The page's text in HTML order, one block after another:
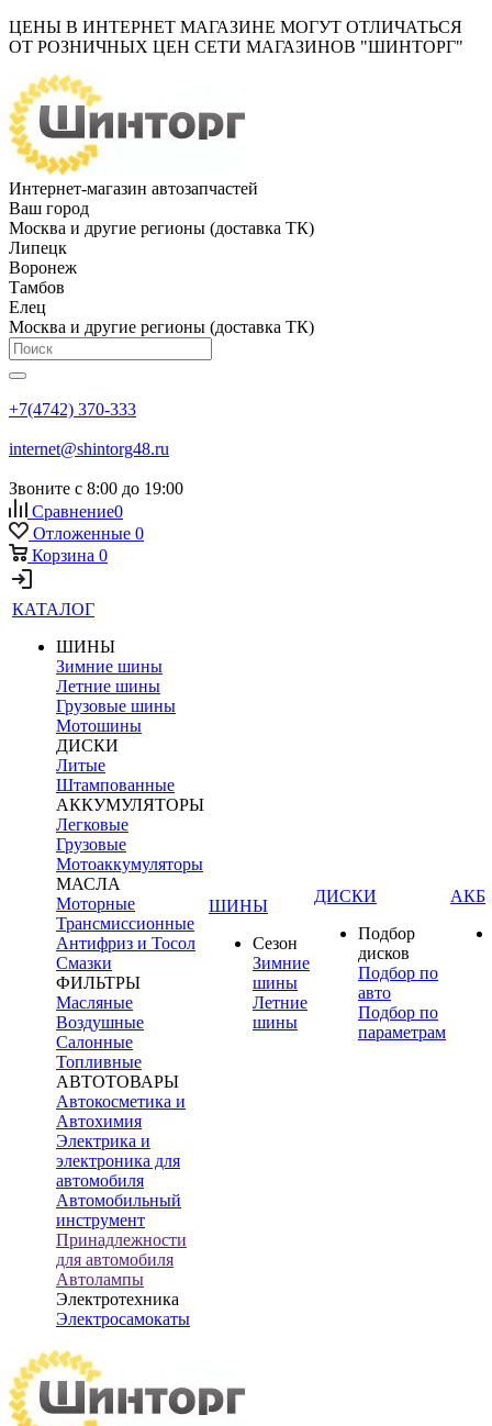
ЦЕНЫ В ИНТЕРНЕТ МАГАЗИНЕ МОГУТ ОТЛИЧАТЬСЯ
ОТ РОЗНИЧНЫХ ЦЕН СЕТИ МАГАЗИНОВ "ШИНТОРГ"
Интернет-магазин автозапчастей
Ваш город
Москва и другие регионы (доставка ТК)
Липецк
Воронеж
Тамбов
Елец
Москва и другие регионы (доставка ТК)
+7(4742) 370-333
internet@shintorg48.ru
Звоните с 8:00 до 19:00
Сравнение0
Отложенные 0
Корзина 0
КАТАЛОГ
ШИНЫ
Зимние шины
Летние шины
Грузовые шины
Мотошины
ДИСКИ
Литые
Штампованные
АККУМУЛЯТОРЫ
Легковые
Грузовые
Мотоаккумуляторы
МАСЛА
Моторные
Трансмиссионные
Антифриз и Тосол
Смазки
ФИЛЬТРЫ
Масляные
Воздушные
Салонные
Топливные
АВТОТОВАРЫ
Автокосметика и
Автохимия
Электрика и
электроника для
автомобиля
Автомобильный
инструмент
Принадлежности
для автомобиля
Автолампы
Электротехника
Электросамокаты
ШИНЫ
Сезон
Зимние
шины
Летние
шины
ДИСКИ
Подбор
дисков
Подбор по
авто
Подбор по
параметрам
АКБ